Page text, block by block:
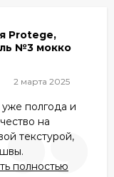
Protege,
№3 мокко
2 марта 2025
полгода и
на
текстурой,
полностью